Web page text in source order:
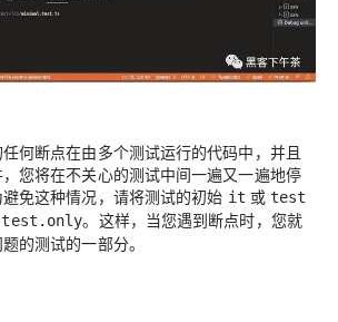
何断点在由多个测试运行的代码中，并且
您将在不关心的测试中间一遍又一遍地停
免这种情况，请将测试的初始 it 或test
test.only。这样，当您遇到断点时，您就
的测试的一部分。